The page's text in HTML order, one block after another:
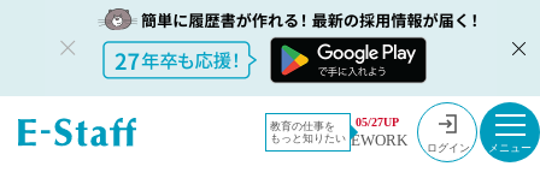
教育の仕事を
もっと知りたい
05/27UP
EWORK ログイン
教員採用情
報のイー・
採用情報
国語 中学高校の常勤講師 9月採用